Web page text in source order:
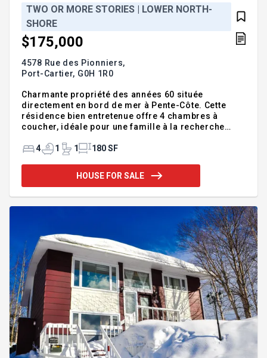
TWO OR MORE STORIES | LOWER NORTH-
SHORE
$175,000
4578 Rue des Pionniers,
Port-Cartier, G0H 1R0
Charmante propriété des années 60 située
directement en bord de mer à Pente-Côte. Cette
résidence bien entretenue offre 4 chambres à
coucher, idéale pour une famille à la recherche
attaché ajoute une valeur pratique appréciable pour
environnement familial exceptionnel, avec une
patinoire et un parc pour enfants situés juste en
fonctionnalité et qualité de vie. N'hésitez pas à
4 1 1 180 SF
HOUSE FOR SALE